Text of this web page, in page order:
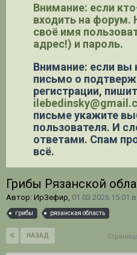
Внимание: если
входить на форум.
своё имя
адрес!) и пароль.
Внимание: если вы
письмо о
регистрации,
письме укажите
пользователя. И
ответами. Спам
всё.
Грибы Рязанской
Автор: ИрЗефир, 01.03.2026 15:01 в
грибы рязанская область
НАЗАД